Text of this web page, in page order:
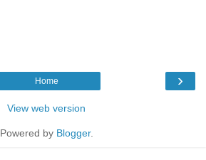
›
Home
View web version
Powered by Blogger.